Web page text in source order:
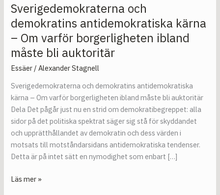
Sverigedemokraterna och
demokratins antidemokratiska kärna
– Om varför borgerligheten ibland
måste bli auktoritär
Essäer /Alexander Stagnell
Sverigedemokraterna och demokratins antidemokratiska
kärna – Om varför borgerligheten ibland måste bli auktoritär
Dela Det pågår just nu en strid om demokratibegreppet: alla
sidor på det politiska spektrat säger sig stå för skyddandet
och upprätthållandet av demokratin och dess värden i
motsats till motståndarsidans antidemokratiska tendenser.
Detta är på intet sätt en nymodighet som enbart […]
Sverigedemokraterna
och
demokratins
antidemokratiska
kärna
–
varför
borgerligheten
ibland
måste
bli
auktoritär
Läs mer »